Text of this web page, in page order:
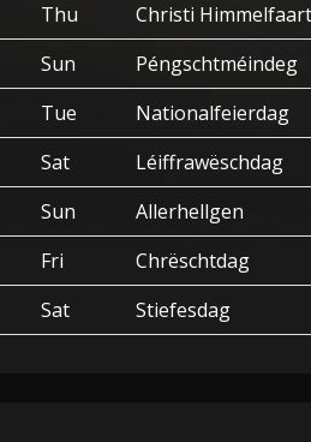
Thu
Christi Himmelfaart
Sun
Péngschtméindeg
Tue
Nationalfeierdag
Sat
Léiffrawëschdag
Sun
Allerhellgen
Fri
Chrëschtdag
Sat Stiefesdag